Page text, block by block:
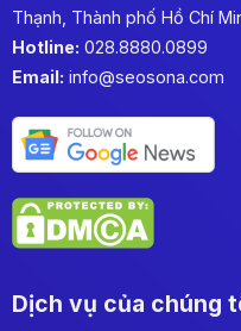
Thạnh, Thành phố Hồ Chí
Hotline: 028.8880.0899
Email: info@seosona.com
Dịch vụ của chúng